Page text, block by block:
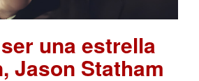
una estrella
Jason Statham